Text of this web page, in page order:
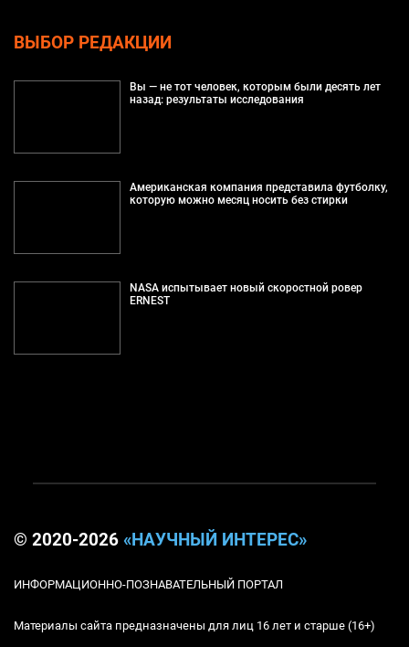
ВЫБОР РЕДАКЦИИ
Вы — не тот человек, которым были десять лет
назад: результаты исследования
Американская компания представила футболку,
которую можно месяц носить без стирки
NASA испытывает новый скоростной ровер
ERNEST
© 2020-2026 «НАУЧНЫЙ ИНТЕРЕС»
ИНФОРМАЦИОННО-ПОЗНАВАТЕЛЬНЫЙ ПОРТАЛ
Материалы сайта предназначены для лиц 16 лет и старше (16+)